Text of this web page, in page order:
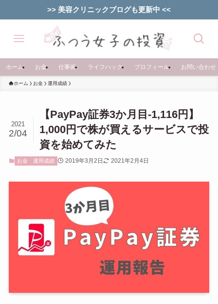
>> 美容クリニックブログも更新中 <<
ホーム お金 仕事術 ライフハック プロフィール お問い合わせ
ホーム お金 運用成績
【PayPay証券3か月目-1,116円】
1,000円で株が買えるサービスで投
資を始めてみた
2021
2/04
お金 運用成績 2019年3月2日 2021年2月4日